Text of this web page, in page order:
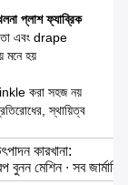
প্লাশ ফ্যাব্রিক
এবং drape
মনে হয়
করা সহজ নয়
স্থায়িত্ব
কারখানা:
বুনন মেশিন ∙ সব জার্মানি